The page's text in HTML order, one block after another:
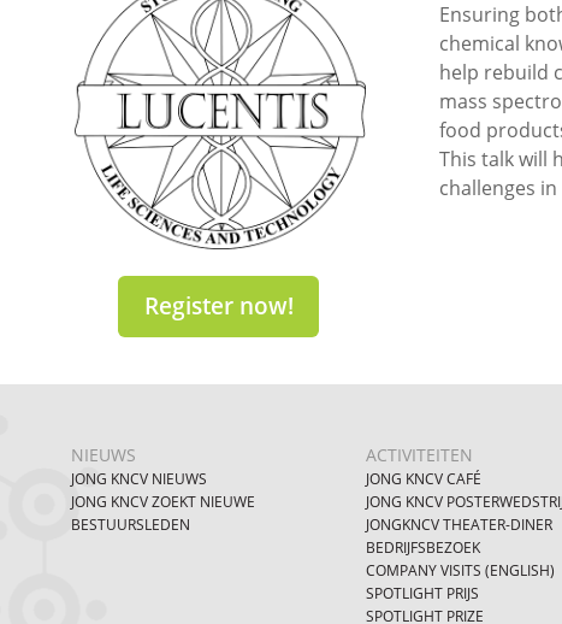
Ensuring
chemical
help rebuild
mass
food
This talk will
challenges
Register now!
NIEUWS
JONG KNCV NIEUWS
JONG KNCV ZOEKT NIEUWE
BESTUURSLEDEN
ACTIVITEITEN
JONG KNCV CAFÉ
JONG KNCV
JONGKNCV THEATER-DINER
BEDRIJFSBEZOEK
COMPANY VISITS (ENGLISH)
SPOTLIGHT PRIJS
SPOTLIGHT PRIZE